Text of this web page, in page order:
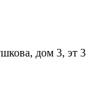
дом 3, эт 3